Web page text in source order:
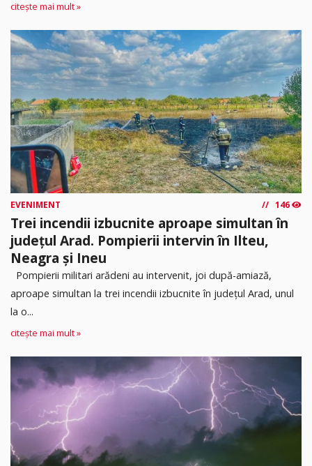
citește mai mult »
EVENIMENT 146
Trei incendii izbucnite aproape simultan în
județul Arad. Pompierii intervin în Ilteu,
Neagra și Ineu
Pompierii militari arădeni au intervenit, joi după-amiază,
aproape simultan la trei incendii izbucnite în județul Arad, unul
la o...
citește mai mult »